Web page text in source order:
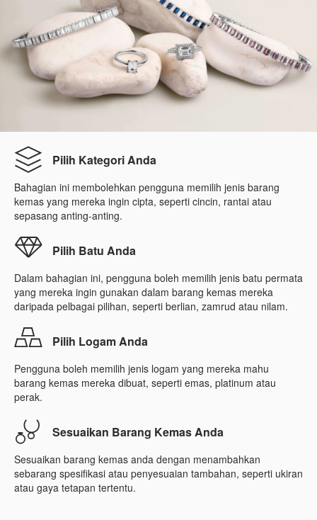
Pilih Kategori Anda
Bahagian ini membolehkan pengguna memilih jenis barang
kemas yang mereka ingin cipta, seperti cincin, rantai atau
sepasang anting-anting.
Pilih Batu Anda
Dalam bahagian ini, pengguna boleh memilih jenis batu permata
yang mereka ingin gunakan dalam barang kemas mereka
daripada pelbagai pilihan, seperti berlian, zamrud atau nilam.
Pilih Logam Anda
Pengguna boleh memilih jenis logam yang mereka mahu
barang kemas mereka dibuat, seperti emas, platinum atau
perak.
Sesuaikan Barang Kemas Anda
Sesuaikan barang kemas anda dengan menambahkan
sebarang spesifikasi atau penyesuaian tambahan, seperti ukiran
atau gaya tetapan tertentu.